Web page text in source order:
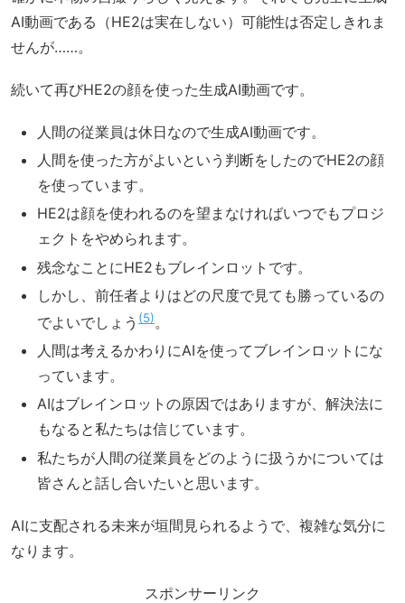
AI動画である（HE2は実在しない）可能性は否定しきれま
せんが……。
続いて再びHE2の顔を使った生成AI動画です。
人間の従業員は休日なので生成AI動画です。
人間を使った方がよいという判断をしたのでHE2の顔
を使っています。
HE2は顔を使われるのを望まなければいつでもプロジ
ェクトをやめられます。
残念なことにHE2もブレインロットです。
しかし、前任者よりはどの尺度で見ても勝っているの
でよいでしょう 5 。
人間は考えるかわりにAIを使ってブレインロットにな
っています。
AIはブレインロットの原因ではありますが、解決法に
もなると私たちは信じています。
私たちが人間の従業員をどのように扱うかについては
皆さんと話し合いたいと思います。
AIに支配される未来が垣間見られるようで、複雑な気分に
なります。
スポンサーリンク